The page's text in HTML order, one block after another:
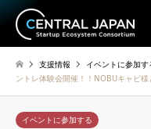
支援情報 イベントに参加す
ントレ体験会開催！！NOBUキャピ様
イベントに参加する